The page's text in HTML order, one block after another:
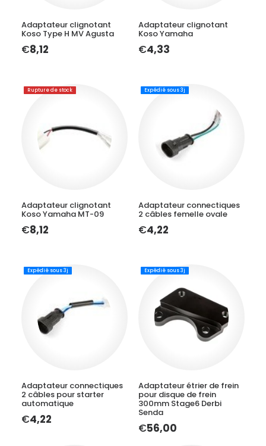
Adaptateur clignotant
Koso Type H MV Agusta
€8,12
Adaptateur clignotant
Koso Yamaha
€4,33
Adaptateur clignotant
Koso Yamaha MT-09
€8,12
Rupture de stock
Adaptateur connectiques
2 câbles femelle ovale
€4,22
Expédié sous 3j
Adaptateur connectiques
2 câbles pour starter
automatique
€4,22
Expédié sous 3j
Adaptateur étrier de frein
pour disque de frein
300mm Stage6 Derbi
Senda
€56,00
Expédié sous 3j